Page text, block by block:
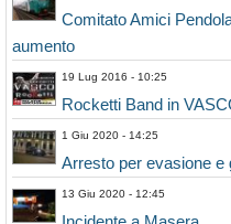
Comitato Amici
aumento
19 Lug 2016 - 10:25
Rocketti Band in
1 Giu 2020 - 14:25
Arresto per evasione e
13 Giu 2020 - 12:45